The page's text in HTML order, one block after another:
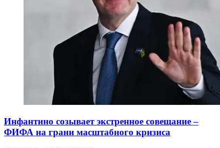
Инфантино созывает экстренное совещание –
ФИФА на грани масштабного кризиса